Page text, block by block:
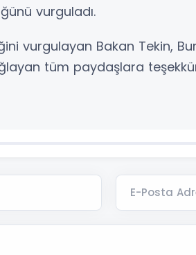
vurguladı.
vurgulayan Bakan Tekin,
tüm paydaşlara
E-Posta